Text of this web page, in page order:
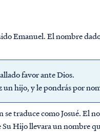
Emanuel. El nombre
favor ante Dios.
hijo, y le pondrás por
traduce como Josué. El
Su Hijo llevara un nombre